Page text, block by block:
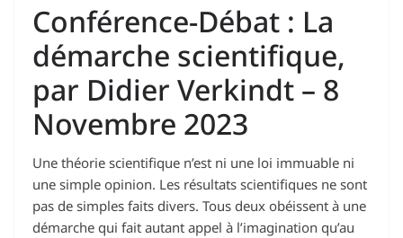
Conférence-Débat : La
démarche scientifique,
par Didier Verkindt – 8
Novembre 2023
Une théorie scientifique n’est ni une loi immuable ni
une simple opinion. Les résultats scientifiques ne sont
pas de simples faits divers. Tous deux obéissent à une
démarche qui fait autant appel à l’imagination qu’au